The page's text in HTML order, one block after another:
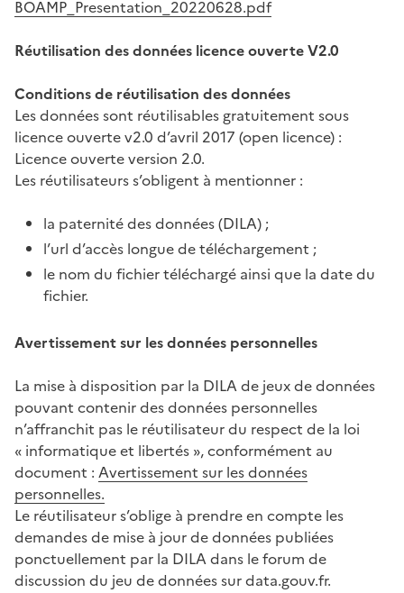
BOAMP_Presentation_20220628.pdf
Réutilisation des données licence ouverte V2.0
Conditions de réutilisation des données
Les données sont réutilisables gratuitement sous
licence ouverte v2.0 d’avril 2017 (open licence) :
Licence ouverte version 2.0.
Les réutilisateurs s’obligent à mentionner :
la paternité des données (DILA) ;
l’url d’accès longue de téléchargement ;
le nom du fichier téléchargé ainsi que la date du
fichier.
Avertissement sur les données personnelles
La mise à disposition par la DILA de jeux de données
pouvant contenir des données personnelles
n’affranchit pas le réutilisateur du respect de la loi
« informatique et libertés », conformément au
document : Avertissement sur les données
personnelles.
Le réutilisateur s’oblige à prendre en compte les
demandes de mise à jour de données publiées
ponctuellement par la DILA dans le forum de
discussion du jeu de données sur data.gouv.fr.